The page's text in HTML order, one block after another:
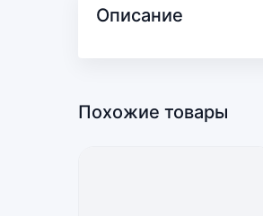
Описание
Похожие товары